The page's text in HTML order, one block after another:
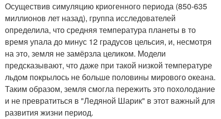
Осуществив симуляцию криогенного периода (850-635
миллионов лет назад), группа исследователей
определила, что средняя температура планеты в то
время упала до минус 12 градусов цельсия, и, несмотря
на это, земля не замёрзла целиком. Модели
предсказывают, что даже при такой низкой температуре
льдом покрылось не больше половины мирового океана.
Таким образом, земля смогла пережить это похолодание
и не превратиться в "Ледяной Шарик" в этот важный для
развития жизни период.